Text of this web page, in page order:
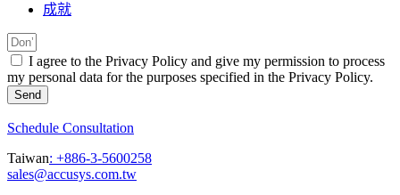
成就
I agree to the Privacy Policy and give my permission to process
my personal data for the purposes specified in the Privacy Policy.
Send
Schedule Consultation
Taiwan: +886-3-5600258
sales@accusys.com.tw